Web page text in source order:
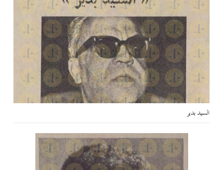
السيد بدير